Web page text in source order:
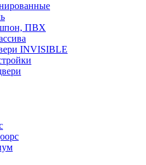
ПВХ
INVISIBLE